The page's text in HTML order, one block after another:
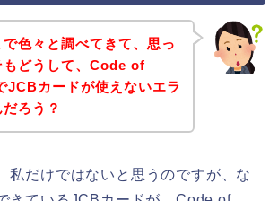
色々と調べてきて、思っ
もどうして、Code of
JCBカードが使えないエラ
ろう？
私だけではないと思うのですが、な